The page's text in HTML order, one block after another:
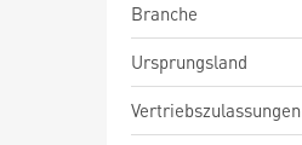
Branche
Ursprungsland
Vertriebszulassungen